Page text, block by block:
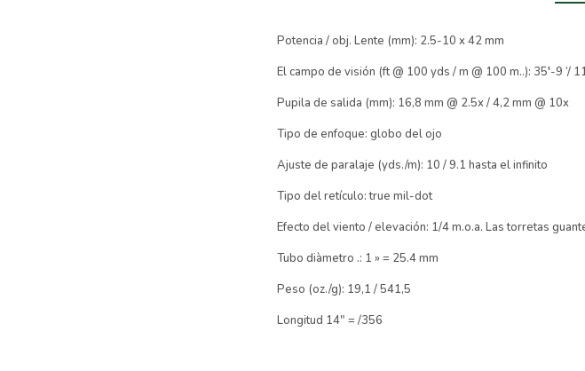
Potencia / obj. Lente (mm): 2.5-10 x 42 mm
El campo de visión (ft @ 100 yds / m @ 100 m..): 35′-9 ‘/
Pupila de salida (mm): 16,8 mm @ 2.5x / 4,2 mm @ 10x
Tipo de enfoque: globo del ojo
Ajuste de paralaje (yds./m): 10 / 9.1 hasta el infinito
Tipo del retículo: true mil-dot
Efecto del viento / elevación: 1/4 m.o.a. Las torretas
Tubo diàmetro .: 1 » = 25.4 mm
Peso (oz./g): 19,1 / 541,5
Longitud 14″ = /356